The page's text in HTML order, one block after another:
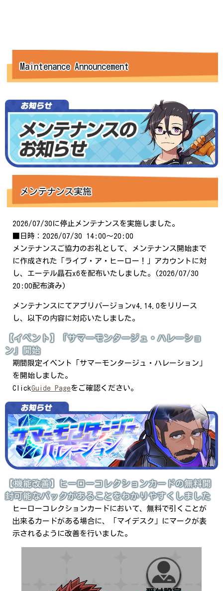
Maintenance Announcement
メンテナンス実施
2026/07/30に停止メンテナンスを実施しました。
■日時：2026/07/30 14:00～20:00
メンテナンスご協力のお礼として、メンテナンス開始まで
に作成された「ライブ・ア・ヒーロー！」アカウントに対
し、エーテル晶石x6を配布いたしました。(2026/07/30
20:00配布済み)
メンテナンスにてアプリバージョンv4.14.0をリリース
し、以下の内容に対応いたしました。
【イベント】「サマーモンタージュ・ハレーショ
ン」開始
期間限定イベント「サマーモンタージュ・ハレーション」
を開始しました。
ClickGuide Pageをご確認ください。
【機能改善】ヒーローコレクションカードの無料開
封可能なパックがあることをわかりやすくしました
ヒーローコレクションカードにおいて、無料で引くことが
出来るカードがある場合に、「マイデスク」にマークが表
示されるように改善を行いました。